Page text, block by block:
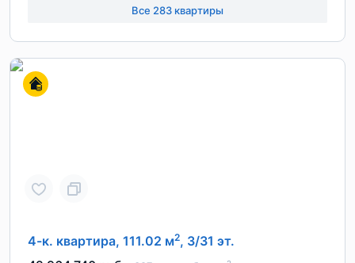
Все 283 квартиры
4-к. квартира, 111.02 м2, 3/31 эт.